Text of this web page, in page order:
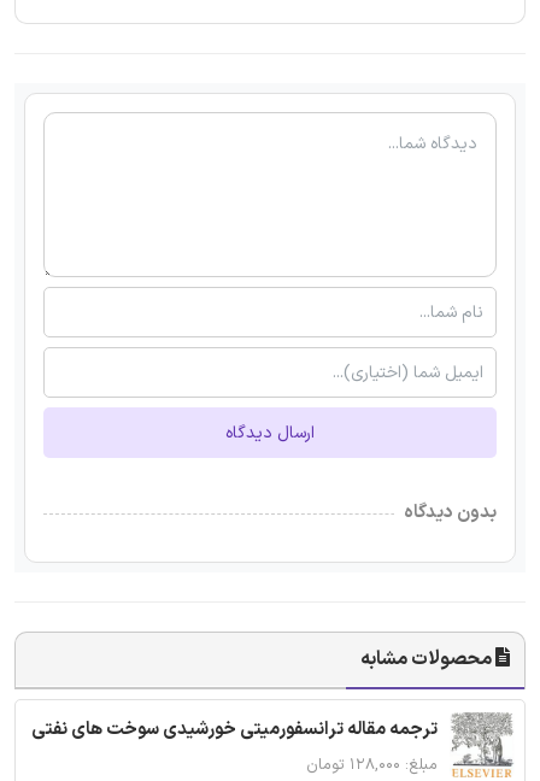
ارسال دیدگاه
بدون دیدگاه
محصولات مشابه
ترجمه مقاله ترانسفورمیتی خورشیدی سوخت های نفتی
مبلغ: ۱۲۸,۰۰۰ تومان